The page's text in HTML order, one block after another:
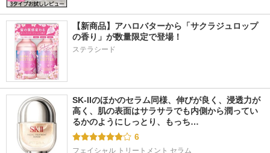
メント
5.0
642件
プロテインダメージ
ケアシャンプー／ト
リートメント バイ
オレット ミュゲ
KUNDAL
ウォーターベール
スムース シャンプ
ー／トリートメント
emplir
2155件
ミラクルズ うねり
コントロール＆リペ
ア シャンプー／ト
【新商品】アハロバターから「サクラジュロップ
の香り」が数量限定で登場！
ステラシード
SK-IIのほかのセラム同様、伸びが良く、浸透力が
高く、肌の表面はサラサラでも内側から潤ってい
るかのようにしっとり、もっち…
6
フェイシャル トリートメント セラム